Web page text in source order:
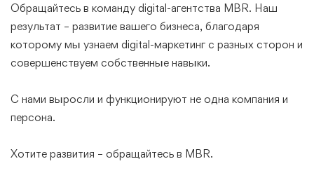
Обращайтесь в команду digital-агентства MBR. Наш
результат – развитие вашего бизнеса, благодаря
которому мы узнаем digital-маркетинг с разных сторон и
совершенствуем собственные навыки.
С нами выросли и функционируют не одна компания и
персона.
Хотите развития – обращайтесь в MBR.